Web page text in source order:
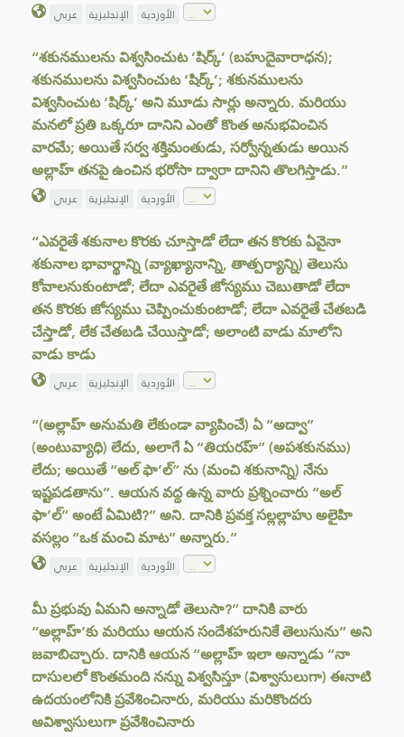
عربي الإنجليزية الأوردية
“శకునములను విశ్వసించుట ‘షిర్క్’ (బహుదైవారాధన);
శకునములను విశ్వసించుట ‘షిర్క్’; శకునములను
విశ్వసించుట ‘షిర్క్’ అని మూడు సార్లు అన్నారు. మరియు
మనలో ప్రతి ఒక్కరూ దానిని ఎంతో కొంత అనుభవించిన
వారమే; అయితే సర్వ శక్తిమంతుడు, సర్వోన్నతుడు అయిన
అల్లాహ్ తనపై ఉంచిన భరోసా ద్వారా దానిని తొలగిస్తాడు.”
عربي الإنجليزية الأوردية
“ఎవరైతే శకునాల కొరకు చూస్తాడో లేదా తన కొరకు ఏవైనా
శకునాల భావార్థాన్ని (వ్యాఖ్యానాన్ని, తాత్పర్యాన్ని) తెలుసు
కోవాలనుకుంటాడో; లేదా ఎవరైతే జోస్యము చెబుతాడో లేదా
తన కొరకు జోస్యము చెప్పించుకుంటాడో; లేదా ఎవరైతే చేతబడి
చేస్తాడో, లేక చేతబడి చేయిస్తాడో; అలాంటి వాడు మాలోని
వాడు కాడు
عربي الإنجليزية الأوردية
“(అల్లాహ్ అనుమతి లేకుండా వ్యాపించే) ఏ “అద్వా”
(అంటువ్యాధి) లేదు, అలాగే ఏ “తియరహ్” (అపశకునము)
లేదు; అయితే “అల్ ఫా’ల్” ను (మంచి శకునాన్ని) నేను
ఇష్టపడతాను”. ఆయన వద్ద ఉన్న వారు ప్రశ్నించారు “అల్
ఫా’ల్” అంటే ఏమిటి?” అని. దానికి ప్రవక్త సల్లల్లాహు అలైహి
వసల్లం “ఒక మంచి మాట” అన్నారు.”
عربي الإنجليزية الأوردية
మీ ప్రభువు ఏమని అన్నాడో తెలుసా?” దానికి వారు
“అల్లాహ్’కు మరియు ఆయన సందేశహరునికే తెలుసును” అని
జవాబిచ్చారు. దానికి ఆయన “అల్లాహ్ ఇలా అన్నాడు “నా
దాసులలో కొంతమంది నన్ను విశ్వసిస్తూ (విశ్వాసులుగా) ఈనాటి
ఉదయంలోనికి ప్రవేశించినారు, మరియు మరికొందరు
అవిశ్వాసులుగా ప్రవేశించినారు